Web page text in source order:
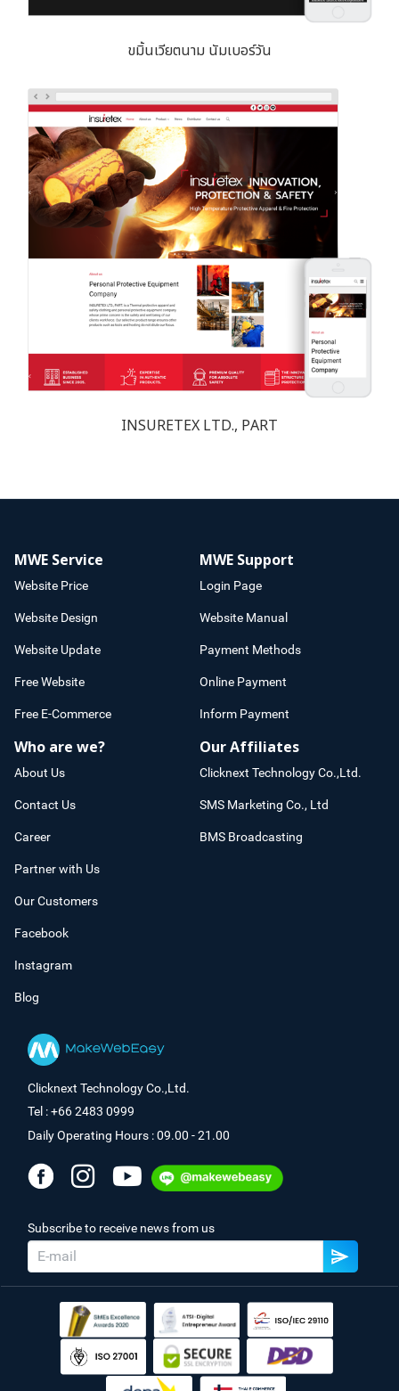
ขมิ้นเวียตนาม นัมเบอร์วัน
INSURETEX LTD., PART
MWE Service
Website Price
Website Design
Website Update
Free Website
Free E-Commerce
MWE Support
Login Page
Website Manual
Payment Methods
Online Payment
Inform Payment
Who are we?
About Us
Contact Us
Career
Partner with Us
Our Customers
Facebook
Instagram
Blog
Our Affiliates
Clicknext Technology Co.,Ltd.
SMS Marketing Co., Ltd
BMS Broadcasting
Clicknext Technology Co.,Ltd.
Tel : +66 2483 0999
Daily Operating Hours : 09.00 - 21.00
Subscribe to receive news from us